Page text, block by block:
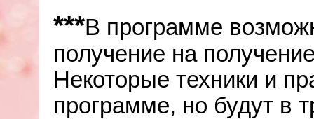
***В программе
получение на
Некоторые техники и
программе, но будут в